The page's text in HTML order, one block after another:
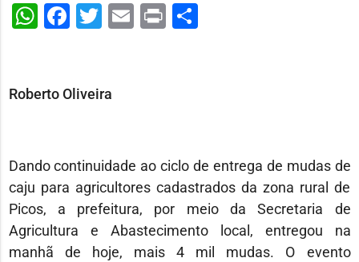
WhatsApp
Facebook
Twitter
Email
PrintShare
Roberto Oliveira
Dando continuidade ao ciclo de entrega de mudas de
caju para agricultores cadastrados da zona rural de
Picos, a prefeitura, por meio da Secretaria de
Agricultura e Abastecimento local, entregou na
manhã de hoje, mais 4 mil mudas. O evento